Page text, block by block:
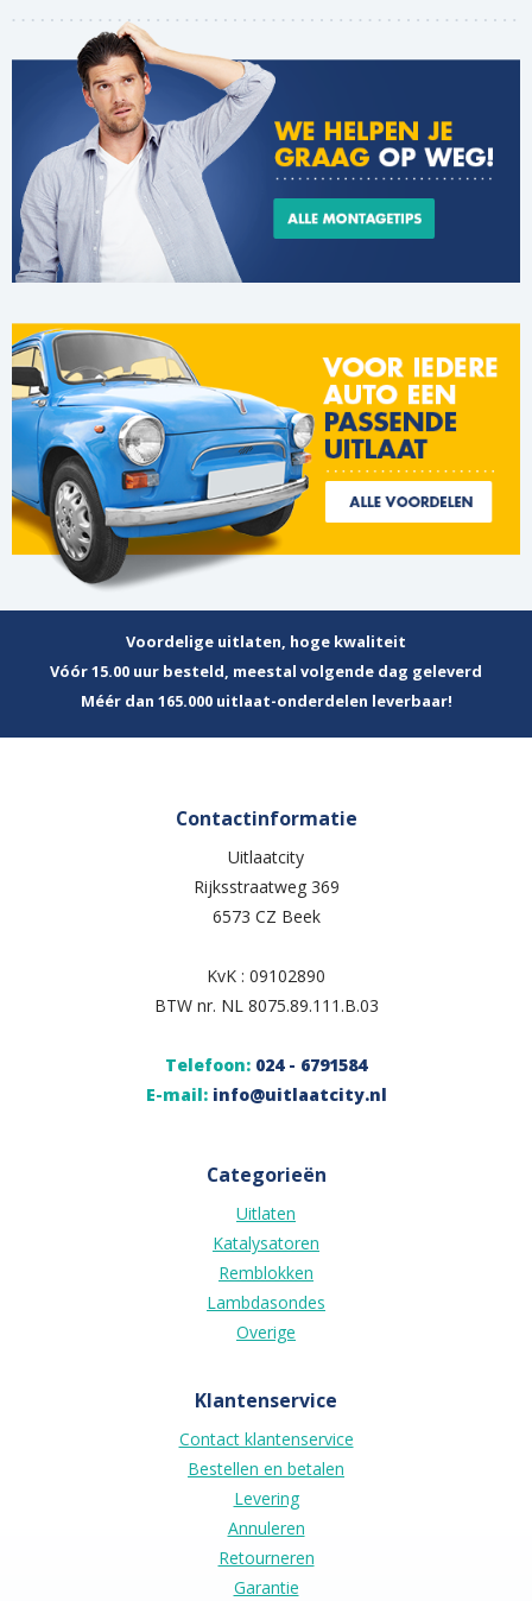
Voordelige uitlaten, hoge kwaliteit
Vóór 15.00 uur besteld, meestal volgende dag geleverd
Méér dan 165.000 uitlaat-onderdelen leverbaar!
Contactinformatie
Uitlaatcity
Rijksstraatweg 369
6573 CZ Beek
KvK : 09102890
BTW nr. NL 8075.89.111.B.03
Telefoon: 024 - 6791584
E-mail: info@uitlaatcity.nl
Categorieën
Uitlaten
Katalysatoren
Remblokken
Lambdasondes
Overige
Klantenservice
Contact klantenservice
Bestellen en betalen
Levering
Annuleren
Retourneren
Garantie